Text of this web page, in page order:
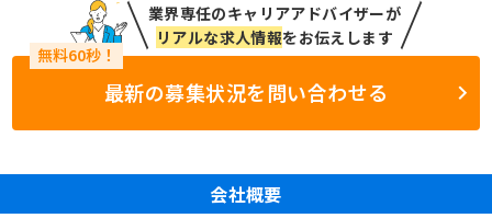
業界専任のキャリアアドバイザーが
リアルな求人情報をお伝えします
最新の募集状況を問い合わせる
会社概要